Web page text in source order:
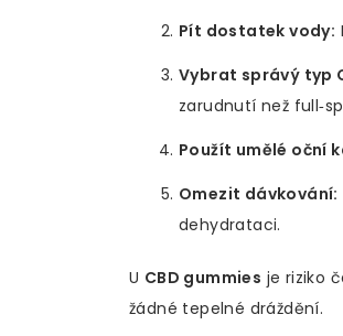
Pít dostatek vody:
Vybrat správý typ
zarudnutí než
Použít umělé oční
Omezit dávkování:
dehydrataci.
U CBD gummies je riziko
žádné tepelné dráždění.